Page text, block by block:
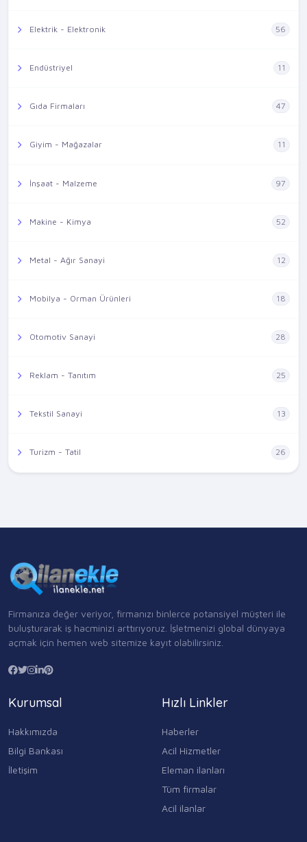
Elektrik - Elektronik 56
Endüstriyel 11
Gıda Firmaları 47
Giyim - Mağazalar 11
İnşaat - Malzeme 97
Makine - Kimya 52
Metal - Ağır Sanayi 12
Mobilya - Orman Ürünleri 18
Otomotiv Sanayi 28
Reklam - Tanıtım 25
Tekstil Sanayi 13
Turizm - Tatil 26
Firmanıza değer veriyor, firmanızı binlerce potansiyel müşteri ile
buluşturarak iş hacminizi arttırıyoruz. İşletmenizi global dünyaya
açmak için hemen web sitemize kayıt olabilirsiniz.
Kurumsal
Hakkımızda
Bilgi Bankası
İletişim
Hızlı Linkler
Haberler
Acil Hizmetler
Eleman ilanları
Tüm firmalar
Acil ilanlar